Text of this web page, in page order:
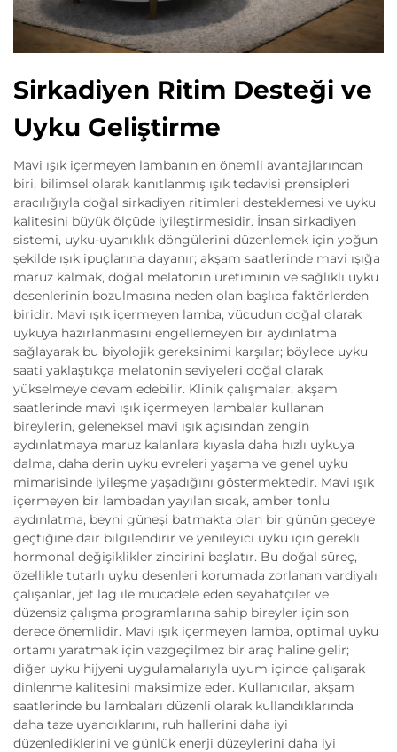
Sirkadiyen Ritim Desteği ve
Uyku Geliştirme
Mavi ışık içermeyen lambanın en önemli avantajlarından
biri, bilimsel olarak kanıtlanmış ışık tedavisi prensipleri
aracılığıyla doğal sirkadiyen ritimleri desteklemesi ve uyku
kalitesini büyük ölçüde iyileştirmesidir. İnsan sirkadiyen
sistemi, uyku-uyanıklık döngülerini düzenlemek için yoğun
şekilde ışık ipuçlarına dayanır; akşam saatlerinde mavi ışığa
maruz kalmak, doğal melatonin üretiminin ve sağlıklı uyku
desenlerinin bozulmasına neden olan başlıca faktörlerden
biridir. Mavi ışık içermeyen lamba, vücudun doğal olarak
uykuya hazırlanmasını engellemeyen bir aydınlatma
sağlayarak bu biyolojik gereksinimi karşılar; böylece uyku
saati yaklaştıkça melatonin seviyeleri doğal olarak
yükselmeye devam edebilir. Klinik çalışmalar, akşam
saatlerinde mavi ışık içermeyen lambalar kullanan
bireylerin, geleneksel mavi ışık açısından zengin
aydınlatmaya maruz kalanlara kıyasla daha hızlı uykuya
dalma, daha derin uyku evreleri yaşama ve genel uyku
mimarisinde iyileşme yaşadığını göstermektedir. Mavi ışık
içermeyen bir lambadan yayılan sıcak, amber tonlu
aydınlatma, beyni güneşi batmakta olan bir günün geceye
geçtiğine dair bilgilendirir ve yenileyici uyku için gerekli
hormonal değişiklikler zincirini başlatır. Bu doğal süreç,
özellikle tutarlı uyku desenleri korumada zorlanan vardiyalı
çalışanlar, jet lag ile mücadele eden seyahatçiler ve
düzensiz çalışma programlarına sahip bireyler için son
derece önemlidir. Mavi ışık içermeyen lamba, optimal uyku
ortamı yaratmak için vazgeçilmez bir araç haline gelir;
diğer uyku hijyeni uygulamalarıyla uyum içinde çalışarak
dinlenme kalitesini maksimize eder. Kullanıcılar, akşam
saatlerinde bu lambaları düzenli olarak kullandıklarında
daha taze uyandıklarını, ruh hallerini daha iyi
düzenlediklerini ve günlük enerji düzeylerini daha iyi